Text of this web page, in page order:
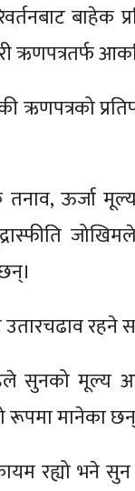
बाहेक
ऋणपत्रतर्फ
ऋणपत्रको
ऊर्जा
रहने
सुनको मूल्य
रूपमा मानेका
रह्यो भने